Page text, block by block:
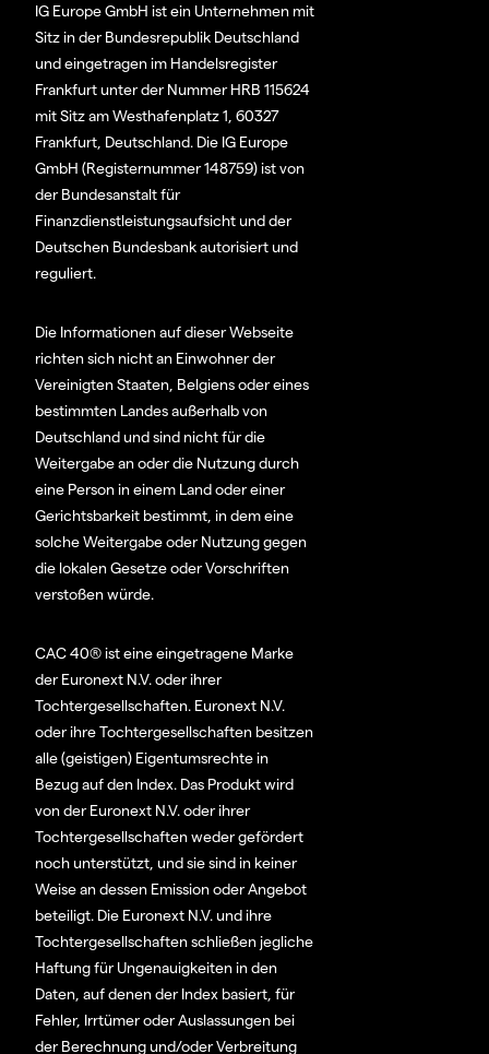
IG Europe GmbH ist ein Unternehmen mit
Sitz in der Bundesrepublik Deutschland
und eingetragen im Handelsregister
Frankfurt unter der Nummer HRB 115624
mit Sitz am Westhafenplatz 1, 60327
Frankfurt, Deutschland. Die IG Europe
GmbH (Registernummer 148759) ist von
der Bundesanstalt für
Finanzdienstleistungsaufsicht und der
Deutschen Bundesbank autorisiert und
reguliert.
Die Informationen auf dieser Webseite
richten sich nicht an Einwohner der
Vereinigten Staaten, Belgiens oder eines
bestimmten Landes außerhalb von
Deutschland und sind nicht für die
Weitergabe an oder die Nutzung durch
eine Person in einem Land oder einer
Gerichtsbarkeit bestimmt, in dem eine
solche Weitergabe oder Nutzung gegen
die lokalen Gesetze oder Vorschriften
verstoßen würde.
CAC 40® ist eine eingetragene Marke
der Euronext N.V. oder ihrer
Tochtergesellschaften. Euronext N.V.
oder ihre Tochtergesellschaften besitzen
alle (geistigen) Eigentumsrechte in
Bezug auf den Index. Das Produkt wird
von der Euronext N.V. oder ihrer
Tochtergesellschaften weder gefördert
noch unterstützt, und sie sind in keiner
Weise an dessen Emission oder Angebot
beteiligt. Die Euronext N.V. und ihre
Tochtergesellschaften schließen jegliche
Haftung für Ungenauigkeiten in den
Daten, auf denen der Index basiert, für
Fehler, Irrtümer oder Auslassungen bei
der Berechnung und/oder Verbreitung